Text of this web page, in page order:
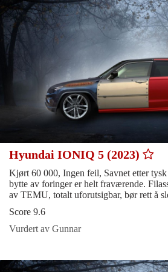
Hyundai IONIQ 5 (2023)
Kjørt 60 000, Ingen feil, Savnet etter
bytte av foringer er helt fraværende.
av TEMU, totalt uforutsigbar, bør rett å
Score 9.6
Vurdert av Gunnar